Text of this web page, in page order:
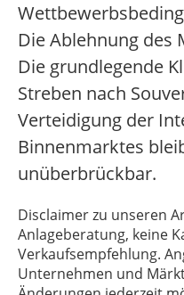
Die Ablehnung des
Die grundlegende
Streben nach
Verteidigung der
Binnenmarktes
unüberbrückbar.
Disclaimer zu unseren
Anlageberatung, keine
Verkaufsempfehlung.
Unternehmen und